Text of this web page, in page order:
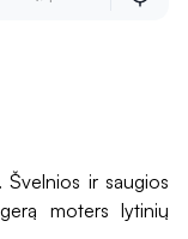
Švelnios ir saugios
moters lytinių